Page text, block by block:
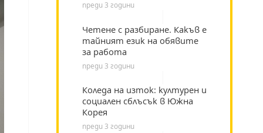
преди 3 години
Четене с разбиране. Какъв е
тайният език на обявите
за работа
преди 3 години
Коледа на изток: културен и
социален сблъсък в Южна
Корея
преди 3 години